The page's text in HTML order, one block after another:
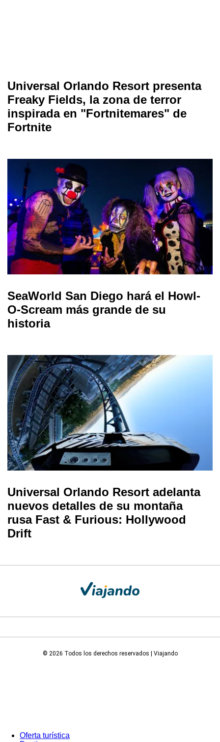
Universal Orlando Resort presenta
Freaky Fields, la zona de terror
inspirada en "Fortnitemares" de
Fortnite
SeaWorld San Diego hará el Howl-
O-Scream más grande de su
historia
Universal Orlando Resort adelanta
nuevos detalles de su montaña
rusa Fast & Furious: Hollywood
Drift
© 2026 Todos los derechos reservados | Viajando
Oferta turística